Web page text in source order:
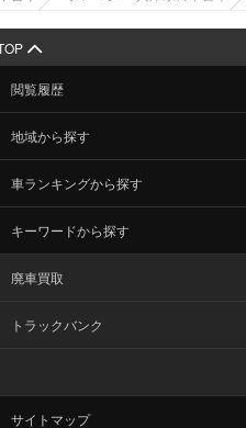
閲覧履歴
地域から探す
車ランキングから探す
キーワードから探す
廃車買取
トラックバンク
サイトマップ